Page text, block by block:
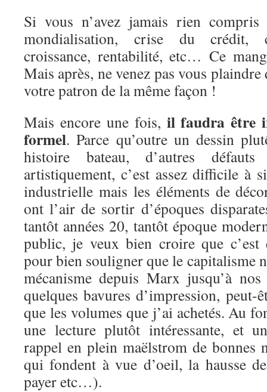
Si vous n’avez jamais rien
mondialisation, crise du crédit,
croissance, rentabilité, etc… Ce
Mais après, ne venez pas vous
votre patron de la même façon !
Mais encore une fois, il faudra être
formel. Parce qu’outre un dessin
histoire bateau, d’autres
artistiquement, c’est assez difficile à
industrielle mais les éléments de
ont l’air de sortir d’époques
tantôt années 20, tantôt époque
public, je veux bien croire que c’est
pour bien souligner que le capitalisme
mécanisme depuis Marx jusqu’à
quelques bavures d’impression, peut-
que les volumes que j’ai achetés. Au
une lecture plutôt intéressante, et
rappel en plein maëlstrom de bonnes
qui fondent à vue d’oeil, la hausse
payer etc…).